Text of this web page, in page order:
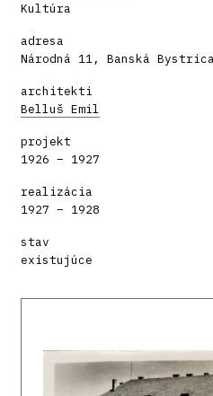
Kultúra
adresa
Národná 11, Banská
architekti
Belluš Emil
projekt
1926 – 1927
realizácia
1927 – 1928
stav
existujúce